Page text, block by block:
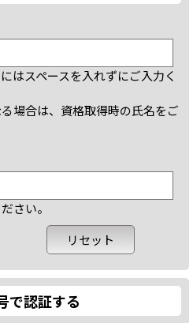
はスペースを入れずにご入力く
場合は、資格取得時の氏名をご
さい。
で認証する